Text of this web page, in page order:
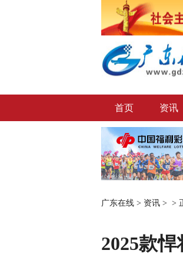
首页 资讯
广东在线 > 资讯 > >
2025款